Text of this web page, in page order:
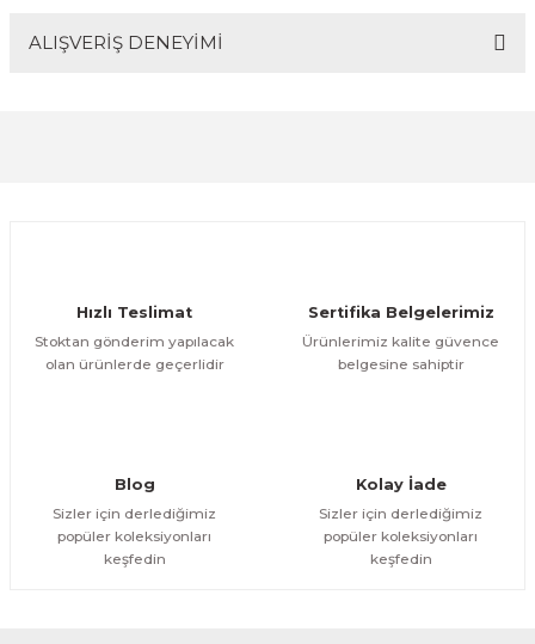
Bu ürünün fiyat bilgisi, resim, ürün açıklamalarında ve
Bu ürüne benzer farklı alternatifler olmalı.
ALIŞVERİŞ DENEYİMİ
Hızlı Teslimat
Stoktan gönderim yapılacak
olan ürünlerde geçerlidir
Sertifika Belgelerimiz
Ürünlerimiz kalite güvence
belgesine sahiptir
Blog
Sizler için derlediğimiz
popüler koleksiyonları
keşfedin
Kolay İade
Sizler için derlediğimiz
popüler koleksiyonları
keşfedin